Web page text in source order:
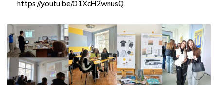
https://youtu.be/O1XcH2wnusQ